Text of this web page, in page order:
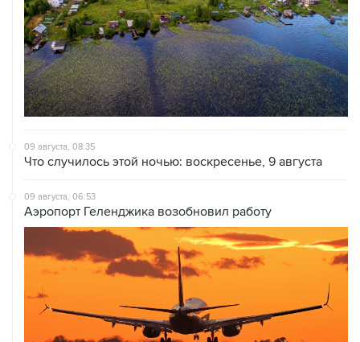
09 августа, 08:35
Что случилось этой ночью: воскресенье, 9 августа
09 августа, 06:53
Аэропорт Геленджика возобновил работу